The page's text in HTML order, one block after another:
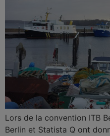
Lors de la convention ITB
Berlin et Statista Q ont